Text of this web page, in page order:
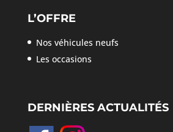
L’OFFRE
Nos véhicules neufs
Les occasions
DERNIÈRES ACTUALITÉS